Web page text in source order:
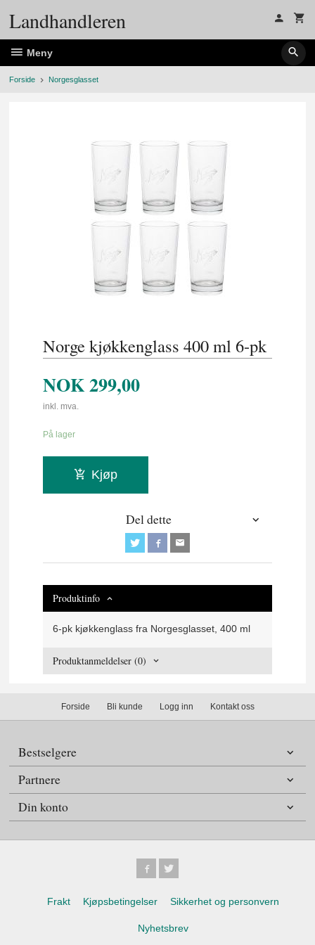
Landhandleren
Meny
Forside Norgesglasset
Norge kjøkkenglass 400 ml 6-pk
NOK299,00
inkl. mva.
På lager
Kjøp
Del dette
Produktinfo
6-pk kjøkkenglass fra Norgesglasset, 400 ml
Produktanmeldelser (0)
Forside Bli kunde Logg inn Kontakt oss
Bestselgere
Partnere
Din konto
Frakt Kjøpsbetingelser Sikkerhet og personvern
Nyhetsbrev